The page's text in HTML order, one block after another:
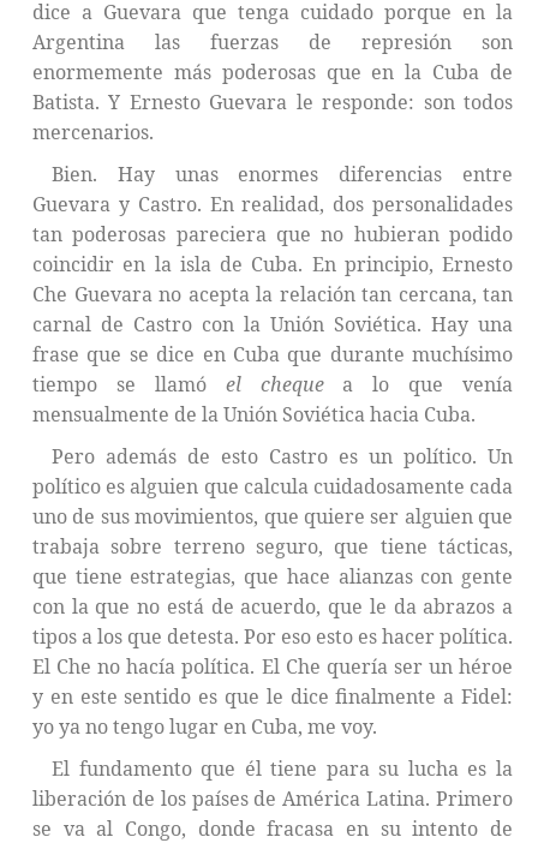
dice a Guevara que tenga cuidado porque en la
Argentina las fuerzas de represión son
enormemente más poderosas que en la Cuba de
Batista. Y Ernesto Guevara le responde: son todos
mercenarios.
Bien. Hay unas enormes diferencias entre
Guevara y Castro. En realidad, dos personalidades
tan poderosas pareciera que no hubieran podido
coincidir en la isla de Cuba. En principio, Ernesto
Che Guevara no acepta la relación tan cercana, tan
carnal de Castro con la Unión Soviética. Hay una
frase que se dice en Cuba que durante muchísimo
tiempo se llamó el chequea lo que venía
mensualmente de la Unión Soviética hacia Cuba.
Pero además de esto Castro es un político. Un
político es alguien que calcula cuidadosamente cada
uno de sus movimientos, que quiere ser alguien que
trabaja sobre terreno seguro, que tiene tácticas,
que tiene estrategias, que hace alianzas con gente
con la que no está de acuerdo, que le da abrazos a
tipos a los que detesta. Por eso esto es hacer política.
El Che no hacía política. El Che quería ser un héroe
y en este sentido es que le dice finalmente a Fidel:
yo ya no tengo lugar en Cuba, me voy.
El fundamento que él tiene para su lucha es la
liberación de los países de América Latina. Primero
se va al Congo, donde fracasa en su intento de